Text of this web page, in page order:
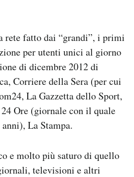
rete fatto dai “grandi”, i primi
per utenti unici al giorno
di dicembre 2012 di
Corriere della Sera (per cui
La Gazzetta dello Sport,
Ore (giornale con il quale
La Stampa.
e molto più saturo di quello
televisioni e altri